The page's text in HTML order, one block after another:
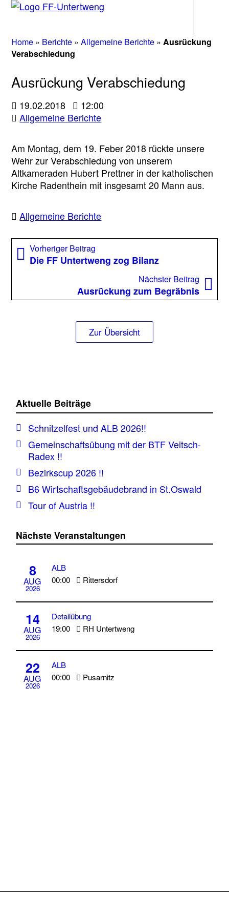
Home » Berichte »Allgemeine Berichte »Ausrückung
Verabschiedung
Ausrückung Verabschiedung
19.02.2018
12:00
Allgemeine Berichte
Am Montag, dem 19. Feber 2018 rückte unsere
Wehr zur Verabschiedung von unserem
Altkameraden Hubert Prettner in der katholischen
Kirche Radenthein mit insgesamt 20 Mann aus.
Allgemeine Berichte
Beitragsnavigation
Vorheriger Beitrag
Beitrag:
Die FF Untertweng zog Bilanz
Nächster Beitrag
Ausrückung zum Begräbnis
Zur Übersicht
Aktuelle Beiträge
Schnitzelfest und ALB 2026!!
Gemeinschaftsübung mit der BTF Veitsch-
Radex !!
Bezirkscup 2026 !!
B6 Wirtschaftsgebäudebrand in St.Oswald
Tour of Austria !!
Nächste Veranstaltungen
8
AUG
2026
ALB
00:00
Rittersdorf
14
AUG
2026
Detailübung
19:00
RH Untertweng
22
AUG
2026
ALB
00:00
Pusarnitz